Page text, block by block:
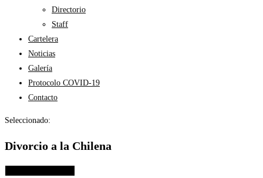
Directorio
Staff
Cartelera
Noticias
Galería
Protocolo COVID-19
Contacto
Seleccionado:
Divorcio a la Chilena